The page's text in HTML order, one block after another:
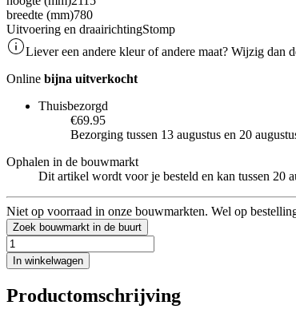
breedte (mm)780
Uitvoering en draairichtingStomp
Liever een andere kleur of andere maat? Wijzig dan
Online bijna uitverkocht
Thuisbezorgd
€69.95
Bezorging tussen 13 augustus en 20
Ophalen in de bouwmarkt
Dit artikel wordt voor je besteld en kan tussen 20
Niet op voorraad in onze bouwmarkten. Wel op
Zoek bouwmarkt in de buurt
In winkelwagen
Productomschrijving